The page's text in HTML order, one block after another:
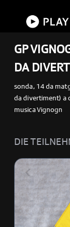
GP
DA
sonda, 14 da
da divertiment) a
musica Vignogn
DIE